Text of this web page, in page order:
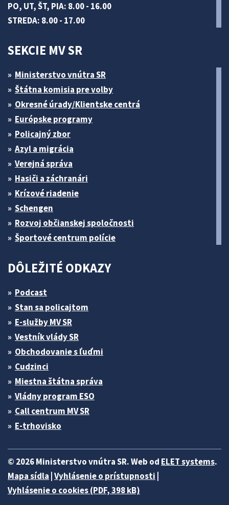
PO, UT, ŠT, PIA: 8.00 - 16.00
STREDA: 8.00 - 17.00
SEKCIE MV SR
Ministerstvo vnútra SR
Štátna komisia pre volby
Okresné úrady/Klientske centrá
Európske programy
Policajný zbor
Azyl a migrácia
Verejná správa
Hasiči a záchranári
Krízové riadenie
Schengen
Rozvoj občianskej spoločnosti
Športové centrum polície
DÔLEŽITÉ ODKAZY
Podcast
Stan sa policajtom
E-služby MV SR
Vestník vlády SR
Obchodovanie s ľuďmi
Cudzinci
Miestna štátna správa
Vládny program ESO
Call centrum MV SR
E-trhovisko
© 2026 Ministerstvo vnútra SR. Web od ELET systems.
Mapa sídla Vyhlásenie o prístupnosti
Vyhlásenie o cookies (PDF, 398 kB)